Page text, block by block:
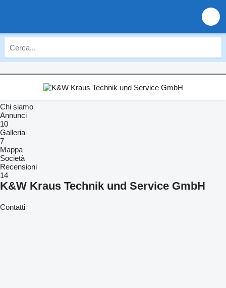
Chi siamo
Annunci
10
Galleria
7
Mappa
Società
Recensioni
14
K&W Kraus Technik und Service GmbH
Contatti